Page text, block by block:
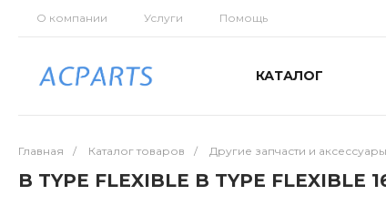
О компании Услуги Помощь
КАТАЛОГ
Главная / Каталог товаров / Другие запчасти и аксессуары
B TYPE FLEXIBLE B TYPE FLEXIBLE